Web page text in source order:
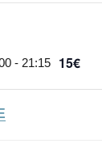
- 21:15 15€